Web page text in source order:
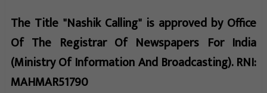
The Title "Nashik Calling" is approved by Office
Of The Registrar Of Newspapers For India
(Ministry Of Information And Broadcasting). RNI:
MAHMAR51790